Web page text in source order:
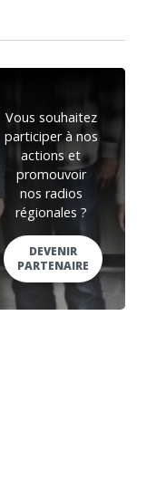
Vous souhaitez
participer à nos
actions et
promouvoir
nos radios
régionales ?
DEVENIR
PARTENAIRE